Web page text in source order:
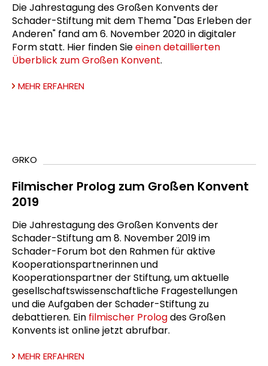
Die Jahrestagung des Großen Konvents der
Schader-Stiftung mit dem Thema "Das Erleben der
Anderen" fand am 6. November 2020 in digitaler
Form statt. Hier finden Sieeinen detaillierten
Überblick zum Großen Konvent.
MEHR ERFAHREN
GRKO
Filmischer Prolog zum Großen Konvent
2019
Die Jahrestagung des Großen Konvents der
Schader-Stiftung am 8. November 2019 im
Schader-Forum bot den Rahmen für aktive
Kooperationspartnerinnen und
Kooperationspartner der Stiftung, um aktuelle
gesellschaftswissenschaftliche Fragestellungen
und die Aufgaben der Schader-Stiftung zu
debattieren. Ein filmischer Prologdes Großen
Konvents ist online jetzt abrufbar.
MEHR ERFAHREN